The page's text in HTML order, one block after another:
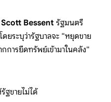
Scott Bessent รัฐมนตรี
ยระบุว่ารัฐบาลจะ "หยุดขาย
การยึดทรัพย์เข้ามาในคลัง"
ฐขายไม่ได้